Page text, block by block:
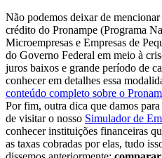
Não podemos deixar de
crédito do Pronampe (Programa
Microempresas e Empresas de
do Governo Federal em meio à
juros baixos e grande período de
conhecer em detalhes essa
conteúdo completo sobre o
Por fim, outra dica que damos
de visitar o nosso Simulador de
conhecer instituições financeiras
as taxas cobradas por elas, tudo